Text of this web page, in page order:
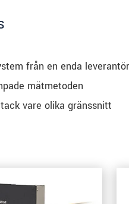
från en enda leverantör
mätmetoden
vare olika gränssnitt